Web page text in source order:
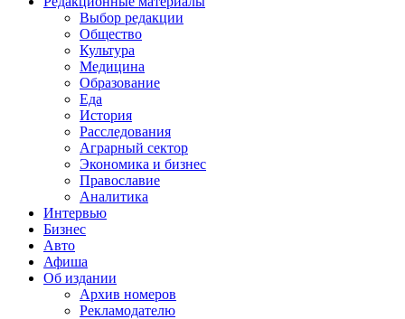
Выбор редакции
Общество
Культура
Медицина
Образование
Еда
История
Расследования
Аграрный сектор
Экономика и бизнес
Православие
Аналитика
Интервью
Бизнес
Авто
Афиша
Об издании
Архив номеров
Рекламодателю